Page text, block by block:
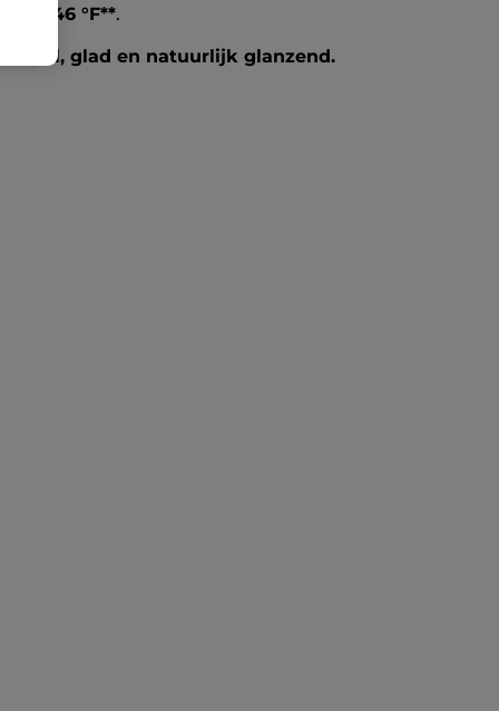
°C/446 °F**.
glad en natuurlijk glanzend.